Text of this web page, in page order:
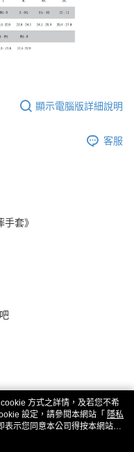
顯示電腦版詳細說明
客服
手套》
方式之詳情，及若您不希
設定，請參閱本網站「 隱私
表示您同意本公司得按本網站使